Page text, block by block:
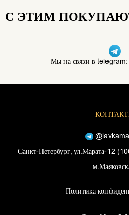
С ЭТИМ
Мы на связи в
Санкт-Петербург, ул.Марата-12
Политика